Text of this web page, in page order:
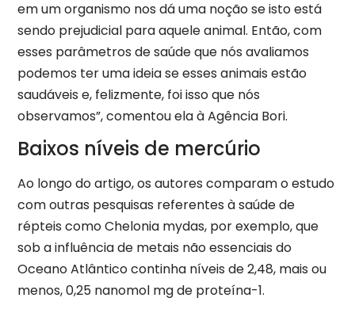
em um organismo nos dá uma noção se isto está
sendo prejudicial para aquele animal. Então, com
esses parâmetros de saúde que nós avaliamos
podemos ter uma ideia se esses animais estão
saudáveis e, felizmente, foi isso que nós
observamos”, comentou ela à Agência Bori.
Baixos níveis de mercúrio
Ao longo do artigo, os autores comparam o estudo
com outras pesquisas referentes à saúde de
répteis como Chelonia mydas, por exemplo, que
sob a influência de metais não essenciais do
Oceano Atlântico continha níveis de 2,48, mais ou
menos, 0,25 nanomol mg de proteína-1.